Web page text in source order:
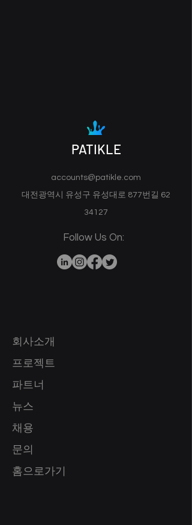
PATIKLE
accounts@patikle.com
대전광역시 유성구 유성대로 877번길 62
34127
Follow Us On:
회사소개
프로젝트
​파트너
뉴스
채용
​문의
홈으로가기